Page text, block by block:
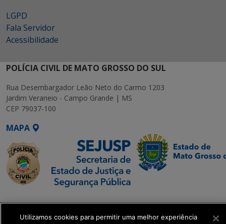
LGPD
Fala Servidor
Acessibilidade
POLÍCIA CIVIL DE MATO GROSSO DO SUL
Rua Desembargador Leão Neto do Carmo 1203
Jardim Veraneio - Campo Grande | MS
CEP 79037-100
MAPA
SETDIG | Secretaria-
Executiva de
Utilizamos cookies para permitir uma melhor experiência